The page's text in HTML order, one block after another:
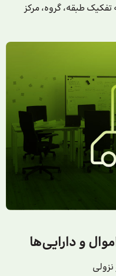
طبقه، گروه، مرکز
و دارایی‌ها